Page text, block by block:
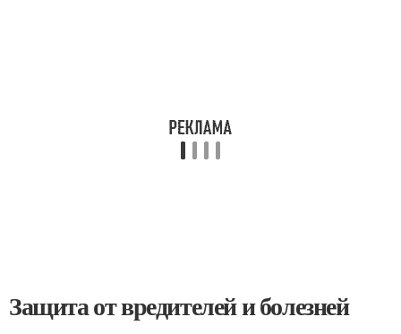
Защита от вредителей и болезней